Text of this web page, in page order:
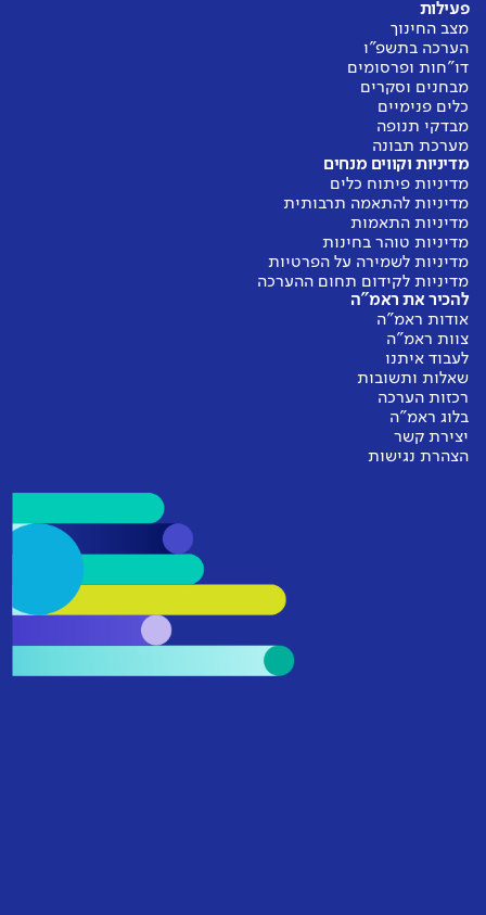
פעילות
מצב החינוך
הערכה בתשפ"ו
דו"חות ופרסומים
מבחנים וסקרים
כלים פנימיים
מבדקי תנופה
מערכת תבונה
מדיניות וקווים מנחים
מדיניות פיתוח כלים
מדיניות להתאמה תרבותית
מדיניות התאמות
מדיניות טוהר בחינות
מדיניות לשמירה על הפרטיות
מדיניות לקידום תחום ההערכה
להכיר את ראמ"ה
אודות ראמ"ה
צוות ראמ"ה
לעבוד איתנו
שאלות ותשובות
רכזות הערכה
בלוג ראמ"ה
יצירת קשר
הצהרת נגישות